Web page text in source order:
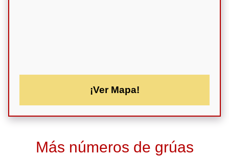
¡Ver Mapa!
Más números de grúas